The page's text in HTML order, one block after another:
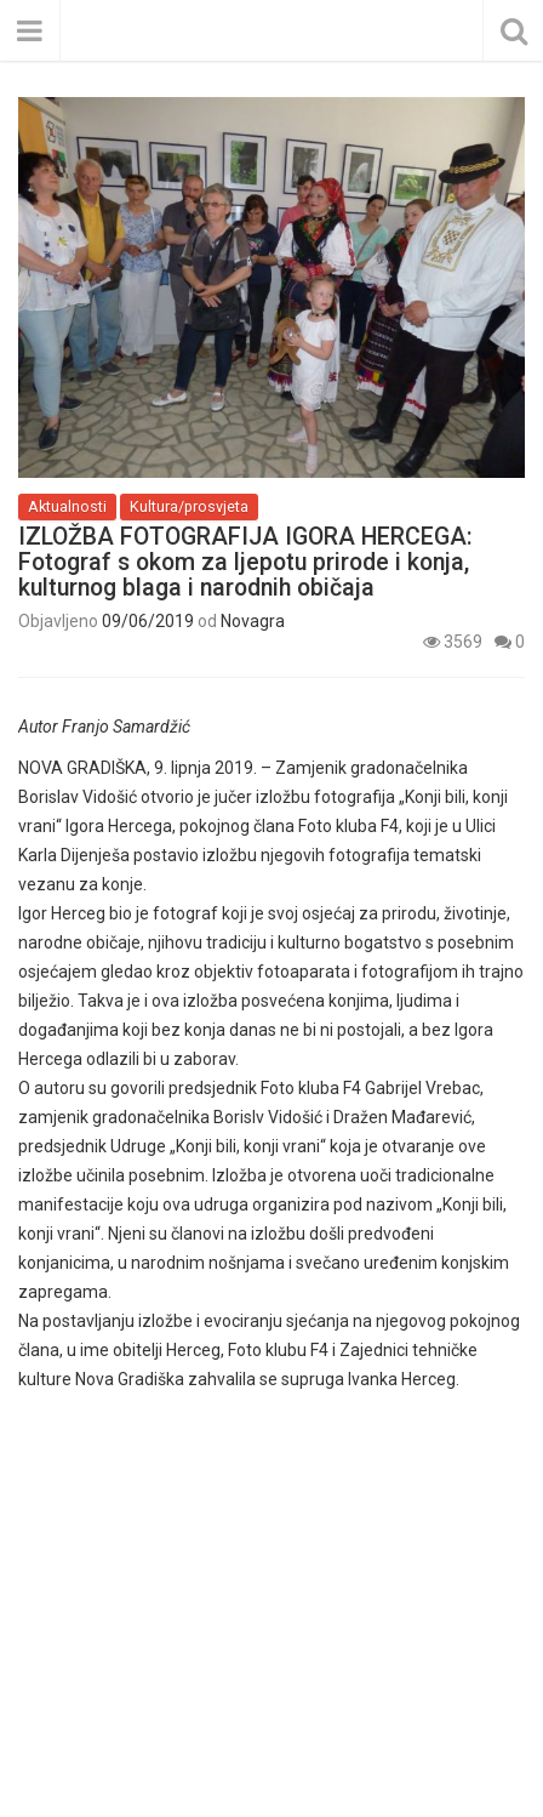
Aktualnosti Kultura/prosvjeta
IZLOŽBA FOTOGRAFIJA IGORA HERCEGA:
Fotograf s okom za ljepotu prirode i konja,
kulturnog blaga i narodnih običaja
Objavljeno 09/06/2019 od Novagra
3569
0
Autor Franjo Samardžić
NOVA GRADIŠKA, 9. lipnja 2019. – Zamjenik gradonačelnika
Borislav Vidošić otvorio je jučer izložbu fotografija „Konji bili, konji
vrani“ Igora Hercega, pokojnog člana Foto kluba F4, koji je u Ulici
Karla Dijenješa postavio izložbu njegovih fotografija tematski
vezanu za konje.
Igor Herceg bio je fotograf koji je svoj osjećaj za prirodu, životinje,
narodne običaje, njihovu tradiciju i kulturno bogatstvo s posebnim
osjećajem gledao kroz objektiv fotoaparata i fotografijom ih trajno
bilježio. Takva je i ova izložba posvećena konjima, ljudima i
događanjima koji bez konja danas ne bi ni postojali, a bez Igora
Hercega odlazili bi u zaborav.
O autoru su govorili predsjednik Foto kluba F4 Gabrijel Vrebac,
zamjenik gradonačelnika Borislv Vidošić i Dražen Mađarević,
predsjednik Udruge „Konji bili, konji vrani“ koja je otvaranje ove
izložbe učinila posebnim. Izložba je otvorena uoči tradicionalne
manifestacije koju ova udruga organizira pod nazivom „Konji bili,
konji vrani“. Njeni su članovi na izložbu došli predvođeni
konjanicima, u narodnim nošnjama i svečano uređenim konjskim
zapregama.
Na postavljanju izložbe i evociranju sjećanja na njegovog pokojnog
člana, u ime obitelji Herceg, Foto klubu F4 i Zajednici tehničke
kulture Nova Gradiška zahvalila se supruga Ivanka Herceg.